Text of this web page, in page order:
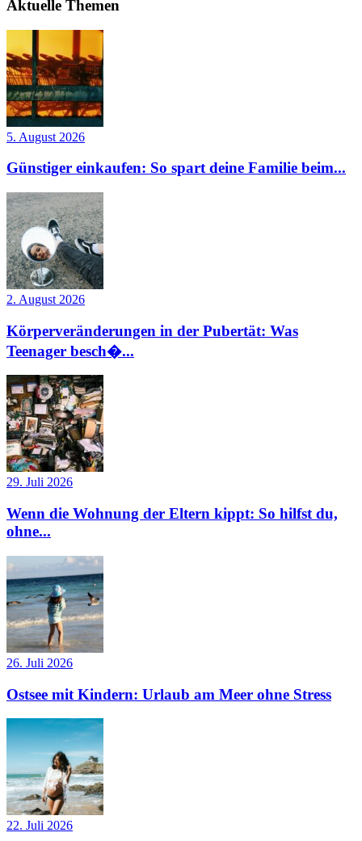
Aktuelle Themen
5. August 2026
Günstiger einkaufen: So spart deine Familie beim...
2. August 2026
Körperveränderungen in der Pubertät: Was
Teenager besch�...
29. Juli 2026
Wenn die Wohnung der Eltern kippt: So hilfst du,
ohne...
26. Juli 2026
Ostsee mit Kindern: Urlaub am Meer ohne Stress
22. Juli 2026